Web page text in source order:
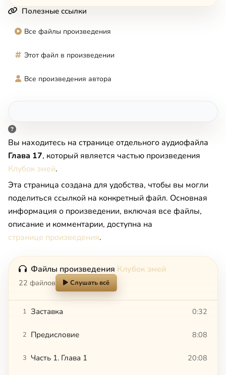
Полезные ссылки
Все файлы произведения
Этот файл в произведении
Все произведения автора
Вы находитесь на странице отдельного аудиофайла
Глава 17, который является частью произведения
Клубок змей.
Эта страница создана для удобства, чтобы вы могли
поделиться ссылкой на конкретный файл. Основная
информация о произведении, включая все файлы,
описание и комментарии, доступна на
странице произведения.
Файлы произведения Клубок змей
22 файлов Слушать всё
1 Заставка 0:32
2 Предисловие 8:08
3 Часть 1. Глава 1 20:08